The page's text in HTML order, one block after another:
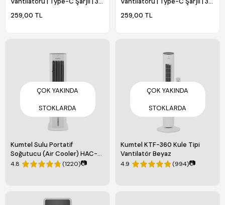
259,00 TL 259,00 TL
ÇOK YAKINDA
STOKLARDA
Kumtel Sulu Portatif
Soğutucu (Air Cooler) HAC-
02
4.8 (1220)📷
ÇOK YAKINDA
STOKLARDA
Kumtel KTF-360 Kule Tipi
Vantilatör Beyaz
4.9 (994)📷